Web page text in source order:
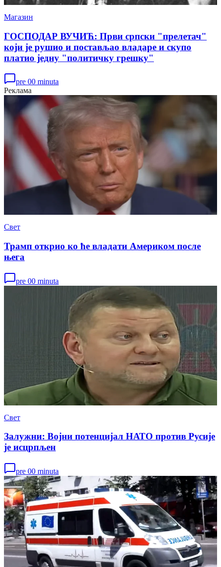
Магазин
ГОСПОДАР ВУЧИЋ: Први српски "прелетач"
који је рушио и постављао владаре и скупо
платио једну "политичку грешку"
pre 00 minuta
Реклама
Свет
Трамп открио ко ће владати Америком после
њега
pre 00 minuta
Свет
Залужни: Војни потенцијал НАТО против Русије
је исцрпљен
pre 00 minuta